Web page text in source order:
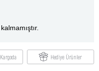
Hediye Ürünler